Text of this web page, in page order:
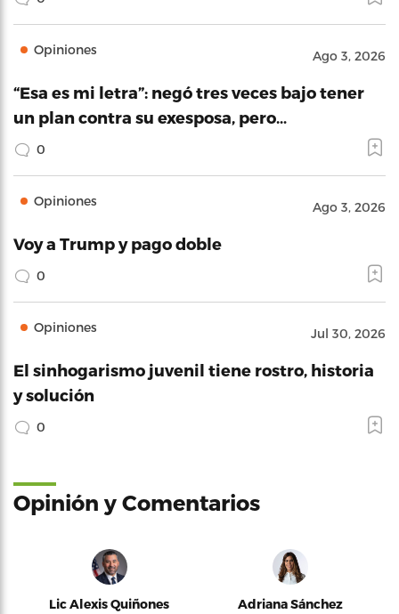
Opiniones Ago 3, 2026
“Esa es mi letra”: negó tres veces bajo tener
un plan contra su exesposa, pero…
0
Opiniones Ago 3, 2026
Voy a Trump y pago doble
0
Opiniones Jul 30, 2026
El sinhogarismo juvenil tiene rostro, historia
y solución
0
Opinión y Comentarios
Lic Alexis Quiñones Adriana Sánchez